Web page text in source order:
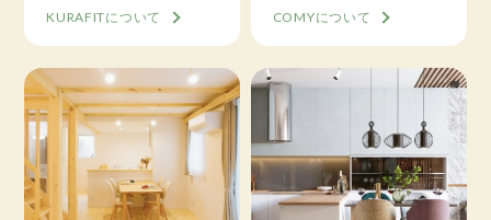
KURAFITについて COMYについて